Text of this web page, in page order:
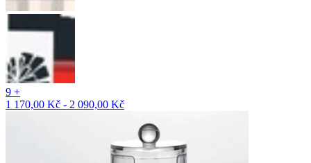
9 +
1 170,00 Kč - 2 090,00 Kč